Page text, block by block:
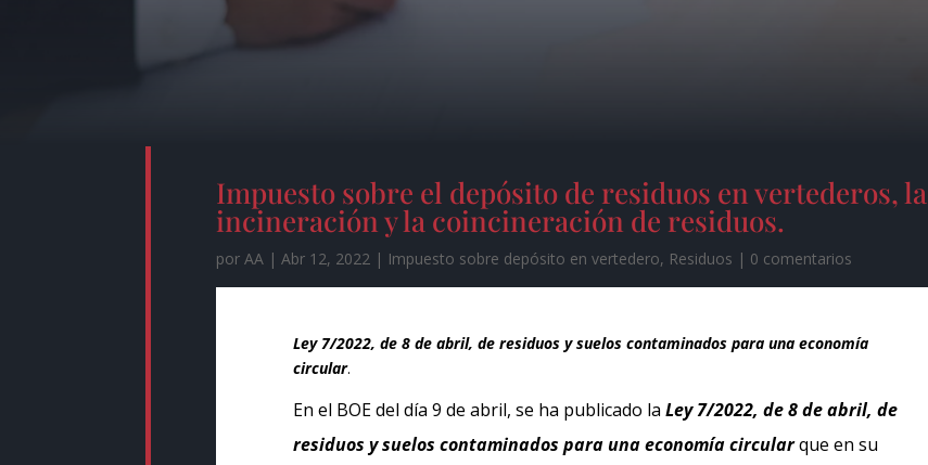
Impuesto sobre el depósito de residuos en vertederos, la
incineración y la coincineración de residuos.
porAA |Abr 12, 2022 | Impuesto sobre depósito en vertedero, Residuos | 0 comentarios
Ley 7/2022, de 8 de abril, de residuos y suelos contaminados para una economía
circular.
En el BOE del día 9 de abril, se ha publicado la Ley 7/2022, de 8 de abril, de
residuos y suelos contaminados para una economía circularque en su